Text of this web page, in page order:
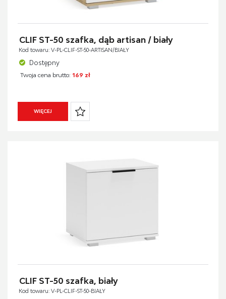
CLIF ST-50 szafka, dąb artisan / biały
Kod towaru: V-PL-CLIF-ST-50-ARTISAN/BIAŁY
Dostępny
Twoja cena brutto: 169 zł
WIĘCEJ
CLIF ST-50 szafka, biały
Kod towaru: V-PL-CLIF-ST-50-BIAŁY